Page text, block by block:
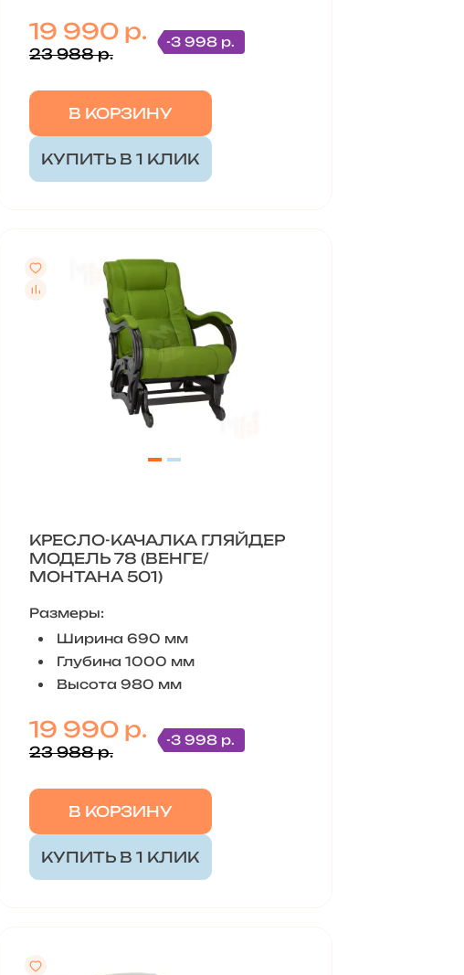
19 990 р.
23 988 р.
-3 998 р.
В КОРЗИНУ
КУПИТЬ В 1 КЛИК
КРЕСЛО-КАЧАЛКА ГЛЯЙДЕР
МОДЕЛЬ 78 (ВЕНГЕ/
МОНТАНА 501)
Размеры:
Ширина 690 мм
Глубина 1000 мм
Высота 980 мм
19 990 р.
23 988 р.
-3 998 р.
В КОРЗИНУ
КУПИТЬ В 1 КЛИК